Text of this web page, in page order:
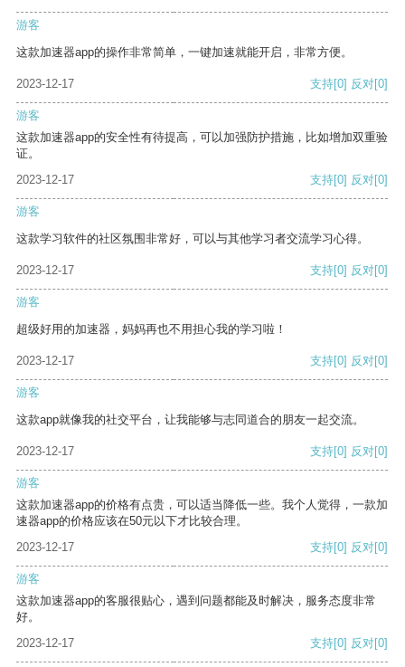
游客
这款加速器app的操作非常简单，一键加速就能开启，非常方便。
2023-12-17 支持[0] 反对[0]
游客
这款加速器app的安全性有待提高，可以加强防护措施，比如增加双重验
证。
2023-12-17
支持[0] 反对[0]
游客
这款学习软件的社区氛围非常好，可以与其他学习者交流学习心得。
2023-12-17 支持[0] 反对[0]
游客
超级好用的加速器，妈妈再也不用担心我的学习啦！
2023-12-17 支持[0] 反对[0]
游客
这款app就像我的社交平台，让我能够与志同道合的朋友一起交流。
2023-12-17 支持[0] 反对[0]
游客
这款加速器app的价格有点贵，可以适当降低一些。我个人觉得，一款加
速器app的价格应该在50元以下才比较合理。
2023-12-17
支持[0] 反对[0]
游客
这款加速器app的客服很贴心，遇到问题都能及时解决，服务态度非常
好。
2023-12-17
支持[0] 反对[0]